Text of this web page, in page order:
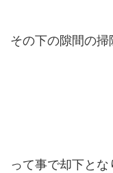
その下の隙間の掃
って事で却下とな